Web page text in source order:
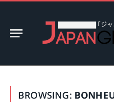
BROWSING: